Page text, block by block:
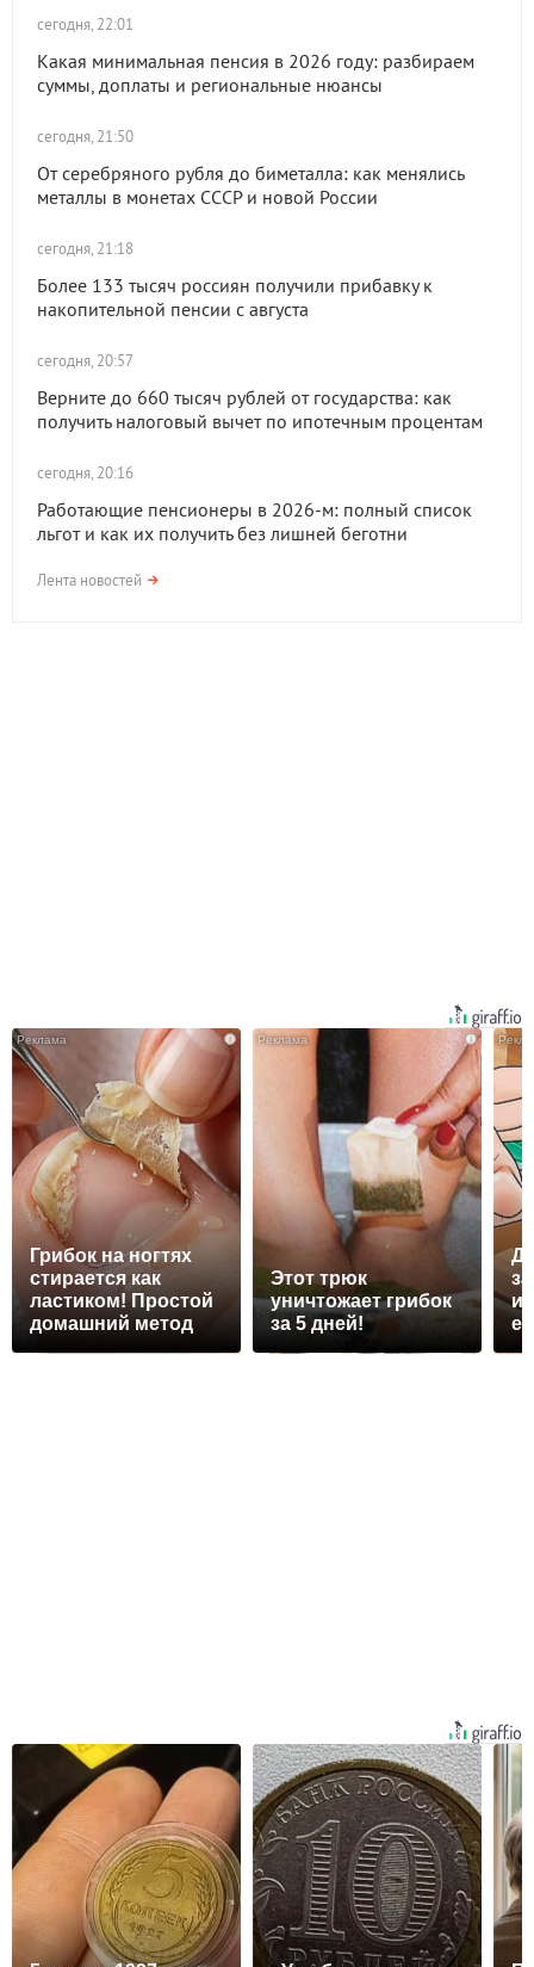
сегодня, 22:01
Какая минимальная пенсия в 2026 году: разбираем
суммы, доплаты и региональные нюансы
сегодня, 21:50
От серебряного рубля до биметалла: как менялись
металлы в монетах СССР и новой России
сегодня, 21:18
Более 133 тысяч россиян получили прибавку к
накопительной пенсии с августа
сегодня, 20:57
Верните до 660 тысяч рублей от государства: как
получить налоговый вычет по ипотечным процентам
сегодня, 20:16
Работающие пенсионеры в 2026-м: полный список
льгот и как их получить без лишней беготни
Лента новостей
i
Грибок на ногтях
стирается как
ластиком! Простой
домашний метод
i
Этот трюк
уничтожает грибок
за 5 дней!